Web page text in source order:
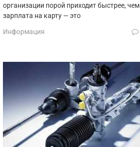
организации порой приходит быстрее, чем
зарплата на карту — это
Информация